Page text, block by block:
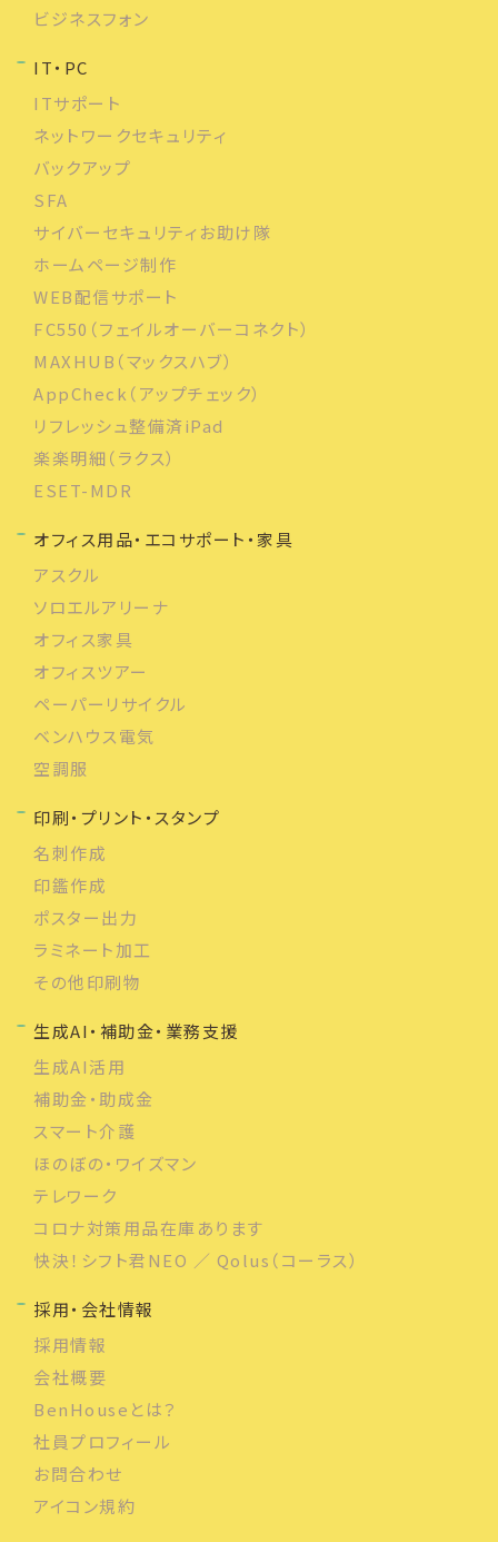
ビジネスフォン
IT・PC
ITサポート
ネットワークセキュリティ
バックアップ
SFA
サイバーセキュリティお助け隊
ホームページ制作
WEB配信サポート
FC550（フェイルオーバーコネクト）
MAXHUB（マックスハブ）
AppCheck（アップチェック）
リフレッシュ整備済iPad
楽楽明細（ラクス）
ESET-MDR
オフィス用品・エコサポート・家具
アスクル
ソロエルアリーナ
オフィス家具
オフィスツアー
ペーパーリサイクル
ベンハウス電気
空調服
印刷・プリント・スタンプ
名刺作成
印鑑作成
ポスター出力
ラミネート加工
その他印刷物
生成AI・補助金・業務支援
生成AI活用
補助金・助成金
スマート介護
ほのぼの・ワイズマン
テレワーク
コロナ対策用品在庫あります
快決！シフト君NEO ／ Qolus（コーラス）
採用・会社情報
採用情報
会社概要
BenHouseとは？
社員プロフィール
お問合わせ
アイコン規約